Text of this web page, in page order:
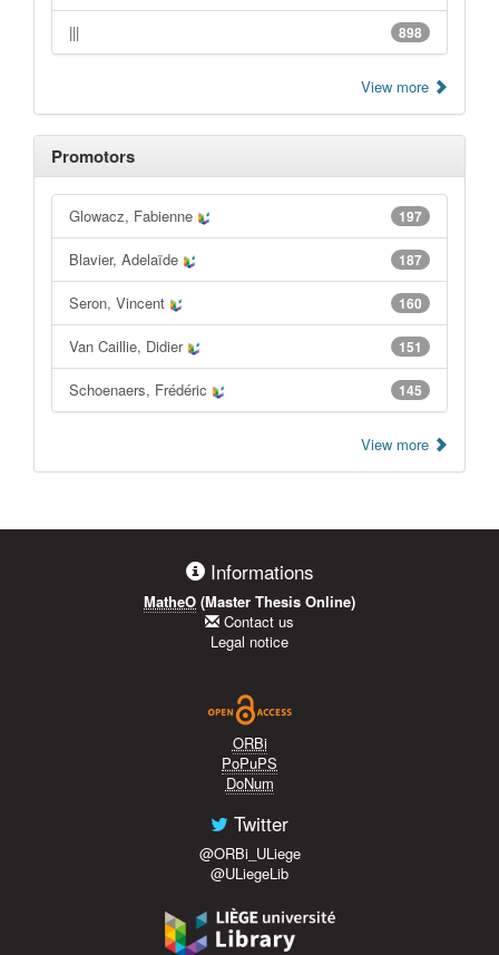
898
|||
View more
Promotors
197
Glowacz, Fabienne
187
Blavier, Adelaïde
160
Seron, Vincent
151
Van Caillie, Didier
145
Schoenaers, Frédéric
View more
Informations
MatheO (Master Thesis Online)
Contact us
Legal notice
ORBi
PoPuPS
DoNum
Twitter
@ORBi_ULiege
@ULiegeLib